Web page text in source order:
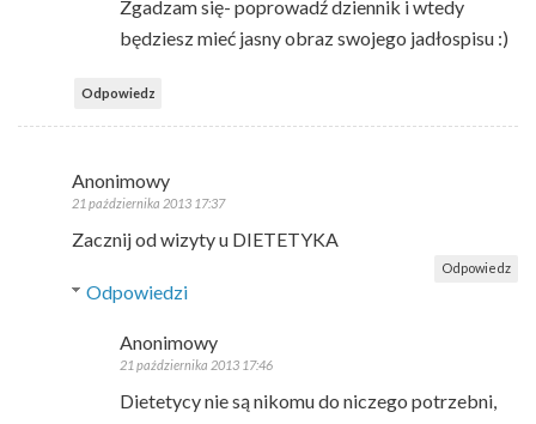
Zgadzam się- poprowadź dziennik i wtedy
będziesz mieć jasny obraz swojego jadłospisu :)
Odpowiedz
Anonimowy
21 października 2013 17:37
Zacznij od wizyty u DIETETYKA
Odpowiedz
Odpowiedzi
Anonimowy
21 października 2013 17:46
Dietetycy nie są nikomu do niczego potrzebni,